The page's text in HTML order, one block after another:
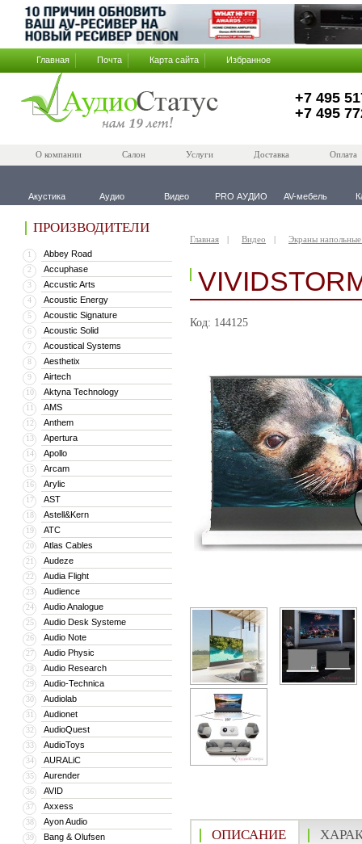
Главная Почта Карта сайта Избранное
+7 495
+7 495
О компании Салон Услуги Доставка Оплата
Акустика Аудио Видео PRO АУДИО AV-мебель
ПРОИЗВОДИТЕЛИ
1 Abbey Road
2 Accuphase
3 Accustic Arts
4 Acoustic Energy
5 Acoustic Signature
6 Acoustic Solid
7 Acoustical Systems
8 Aesthetix
9 Airtech
10 Aktyna Technology
11 AMS
12 Anthem
13 Apertura
14 Apollo
15 Arcam
16 Arylic
17 AST
18 Astell&Kern
19 ATC
20 Atlas Cables
21 Audeze
22 Audia Flight
23 Audience
24 Audio Analogue
25 Audio Desk Systeme
26 Audio Note
27 Audio Physic
28 Audio Research
29 Audio-Technica
30 Audiolab
31 Audionet
32 AudioQuest
33 AudioToys
34 AURALiC
35 Aurender
36 AVID
37 Axxess
38 Ayon Audio
39 Bang & Olufsen
Главная Видео Экраны
Код: 144125
ОПИСАНИЕ